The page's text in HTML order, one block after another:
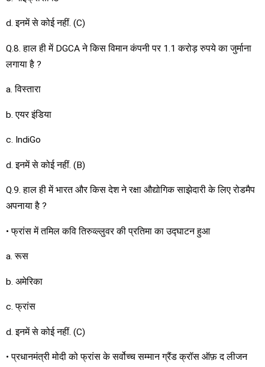
d. इनमें से कोई नहीं. (C)
Q.8. हाल ही में DGCA ने किस विमान कंपनी पर 1.1 करोड़ रुपये का जुर्माना
लगाया है ?
a. विस्तारा
b. एयर इंडिया
c. IndiGo
d. इनमें से कोई नहीं. (B)
Q.9. हाल ही में भारत और किस देश ने रक्षा औद्योगिक साझेदारी के लिए रोडमैप
अपनाया है ?
• फ्रांस में तमिल कवि तिरुव्ल्लुवर की प्रतिमा का उद्घाटन हुआ
a. रूस
b. अमेरिका
c. फ्रांस
d. इनमें से कोई नहीं. (C)
• प्रधानमंत्री मोदी को फ्रांस के सर्वोच्च सम्मान ग्रैंड क्रॉस ऑफ़ द लीजन